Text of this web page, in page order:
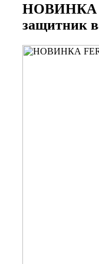
НОВИНКА
защитник